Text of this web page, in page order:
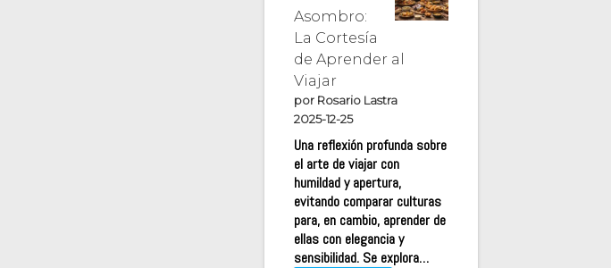
Asombro:
La Cortesía
de Aprender al
Viajar
por Rosario Lastra
2025-12-25
Una reflexión profunda sobre
el arte de viajar con
humildad y apertura,
evitando comparar culturas
para, en cambio, aprender de
ellas con elegancia y
sensibilidad. Se explora…